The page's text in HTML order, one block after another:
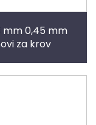
mm 0,45 mm
za krov